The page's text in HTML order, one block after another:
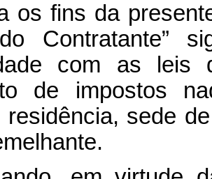
os fins da
Contratante”
com as leis
de impostos
residência, sede